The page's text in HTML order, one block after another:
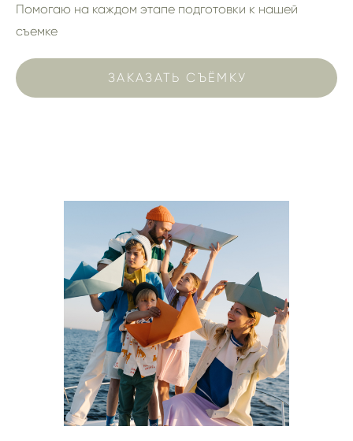
Помогаю на каждом этапе подготовки к нашей
съемке
ЗАКАЗАТЬ СЪЁМКУ